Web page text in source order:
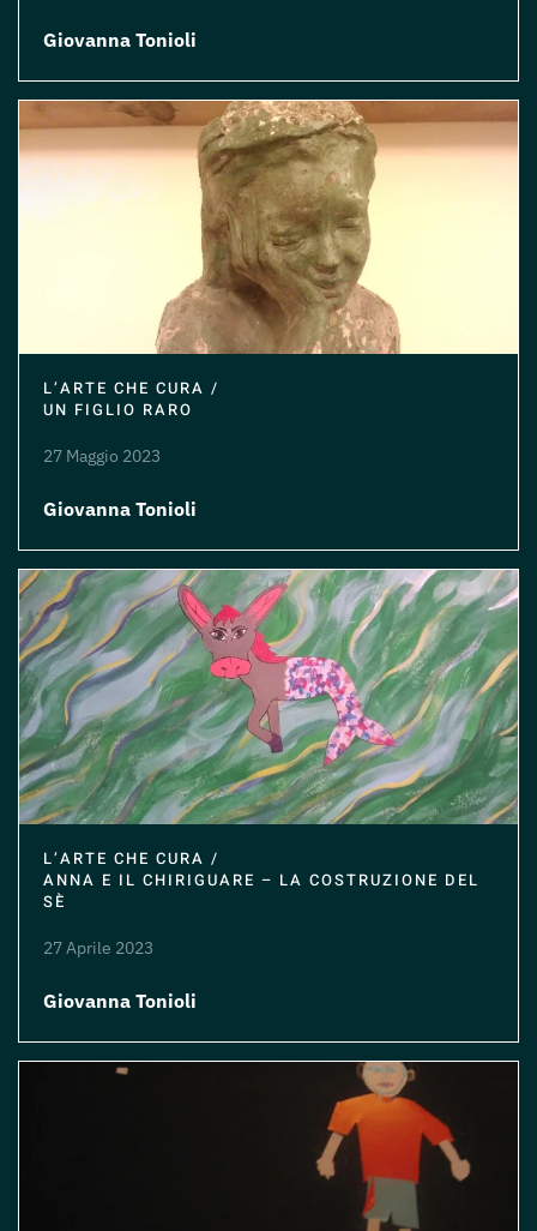
Giovanna Tonioli
L’ARTE CHE CURA /
UN FIGLIO RARO
27 Maggio 2023
Giovanna Tonioli
L’ARTE CHE CURA /
ANNA E IL CHIRIGUARE – LA COSTRUZIONE DEL
SÈ
27 Aprile 2023
Giovanna Tonioli